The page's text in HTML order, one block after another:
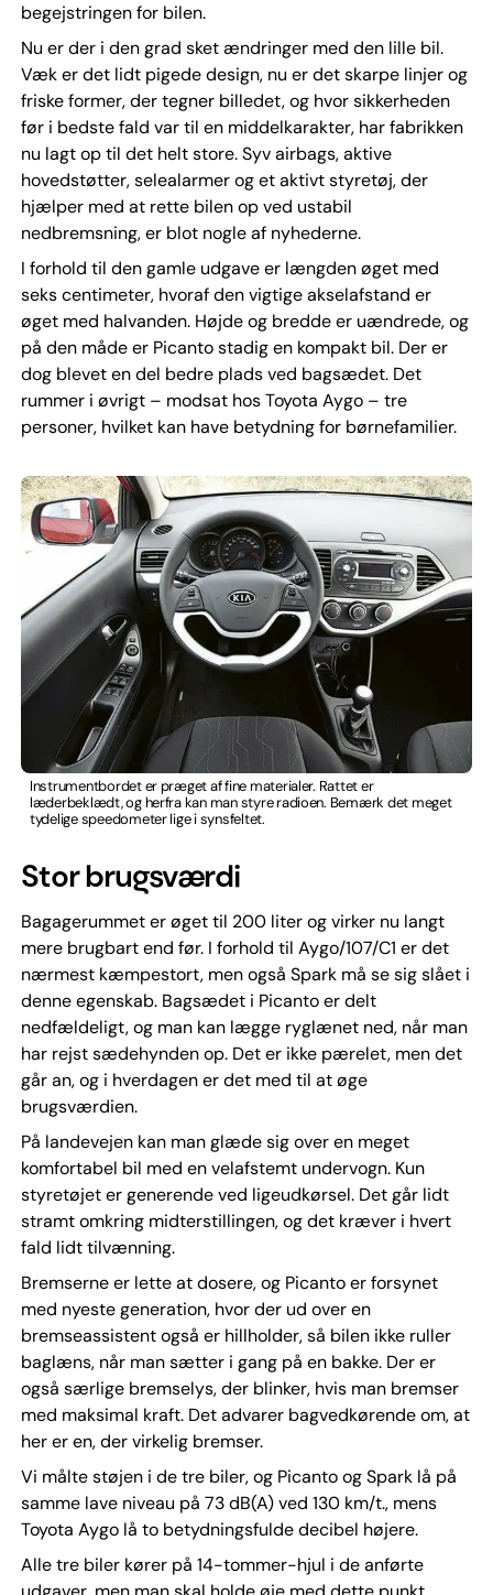
begejstringen for bilen.
Nu er der i den grad sket ændringer med den lille bil.
Væk er det lidt pigede design, nu er det skarpe linjer og
friske former, der tegner billedet, og hvor sikkerheden
før i bedste fald var til en middelkarakter, har fabrikken
nu lagt op til det helt store. Syv airbags, aktive
hovedstøtter, selealarmer og et aktivt styretøj, der
hjælper med at rette bilen op ved ustabil
nedbremsning, er blot nogle af nyhederne.
I forhold til den gamle udgave er længden øget med
seks centimeter, hvoraf den vigtige akselafstand er
øget med halvanden. Højde og bredde er uændrede, og
på den måde er Picanto stadig en kompakt bil. Der er
dog blevet en del bedre plads ved bagsædet. Det
rummer i øvrigt – modsat hos Toyota Aygo – tre
personer, hvilket kan have betydning for børnefamilier.
Instrumentbordet er præget af fine materialer. Rattet er
læderbeklædt, og herfra kan man styre radioen. Bemærk det meget
tydelige speedometer lige i synsfeltet.
Stor brugsværdi
Bagagerummet er øget til 200 liter og virker nu langt
mere brugbart end før. I forhold til Aygo/107/C1 er det
nærmest kæmpestort, men også Spark må se sig slået i
denne egenskab. Bagsædet i Picanto er delt
nedfældeligt, og man kan lægge ryglænet ned, når man
har rejst sædehynden op. Det er ikke pærelet, men det
går an, og i hverdagen er det med til at øge
brugsværdien.
På landevejen kan man glæde sig over en meget
komfortabel bil med en velafstemt undervogn. Kun
styretøjet er generende ved ligeudkørsel. Det går lidt
stramt omkring midterstillingen, og det kræver i hvert
fald lidt tilvænning.
Bremserne er lette at dosere, og Picanto er forsynet
med nyeste generation, hvor der ud over en
bremseassistent også er hillholder, så bilen ikke ruller
baglæns, når man sætter i gang på en bakke. Der er
også særlige bremselys, der blinker, hvis man bremser
med maksimal kraft. Det advarer bagvedkørende om, at
her er en, der virkelig bremser.
Vi målte støjen i de tre biler, og Picanto og Spark lå på
samme lave niveau på 73 dB(A) ved 130 km/t., mens
Toyota Aygo lå to betydningsfulde decibel højere.
Alle tre biler kører på 14-tommer-hjul i de anførte